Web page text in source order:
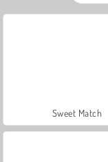
Sweet Match